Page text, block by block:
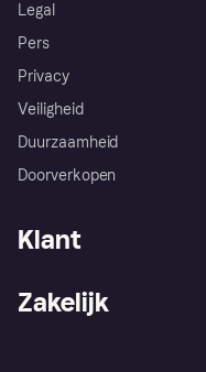
Legal
Pers
Privacy
Veiligheid
Duurzaamheid
Doorverkopen
Klant
Zakelijk